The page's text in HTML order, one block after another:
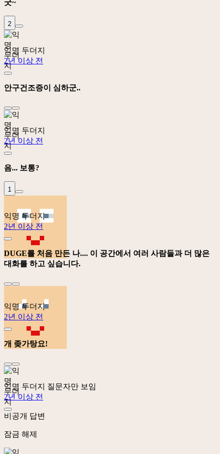
굿~
2
익명 두더지
2년 이상 전
안구건조증이 심하군..
익명 두더지
2년 이상 전
음... 보통?
1
익명 두더지
2년 이상 전
DUGE를 처음 만든 나.... 이 공간에서 여러 사람들과 더 많은
대화를 하고 싶습니다.
익명 두더지
2년 이상 전
개 좆가탕요!
익명 두더지
질문자만 보임
2년 이상 전
비공개 답변
잠금 해제